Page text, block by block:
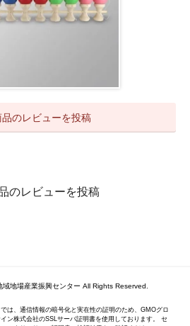
品のレビューを投稿
のレビューを投稿
地場産業振興センター All Rights Reserved.
は、通信情報の暗号化と実在性の証明のため、GMOグロ
ン株式会社のSSLサーバ証明書を使用しております。 セ